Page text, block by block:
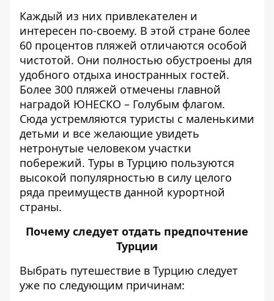
Каждый из них привлекателен и
интересен по-своему. В этой стране более
60 процентов пляжей отличаются особой
чистотой. Они полностью обустроены для
удобного отдыха иностранных гостей.
Более 300 пляжей отмечены главной
наградой ЮНЕСКО – Голубым флагом.
Сюда устремляются туристы с маленькими
детьми и все желающие увидеть
нетронутые человеком участки
побережий. Туры в Турцию пользуются
высокой популярностью в силу целого
ряда преимуществ данной курортной
страны.
Почему следует отдать предпочтение
Турции
Выбрать путешествие в Турцию следует
уже по следующим причинам: